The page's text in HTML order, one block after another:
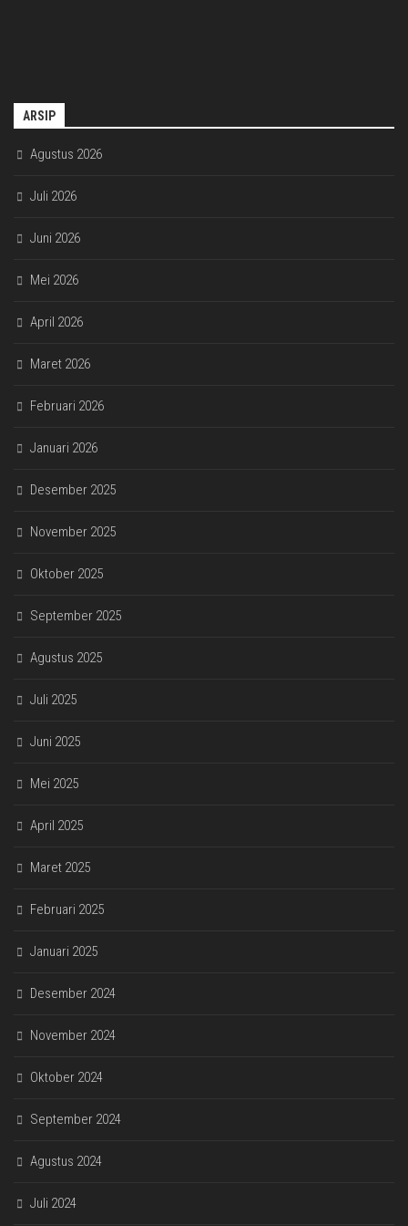
ARSIP
Agustus 2026
Juli 2026
Juni 2026
Mei 2026
April 2026
Maret 2026
Februari 2026
Januari 2026
Desember 2025
November 2025
Oktober 2025
September 2025
Agustus 2025
Juli 2025
Juni 2025
Mei 2025
April 2025
Maret 2025
Februari 2025
Januari 2025
Desember 2024
November 2024
Oktober 2024
September 2024
Agustus 2024
Juli 2024